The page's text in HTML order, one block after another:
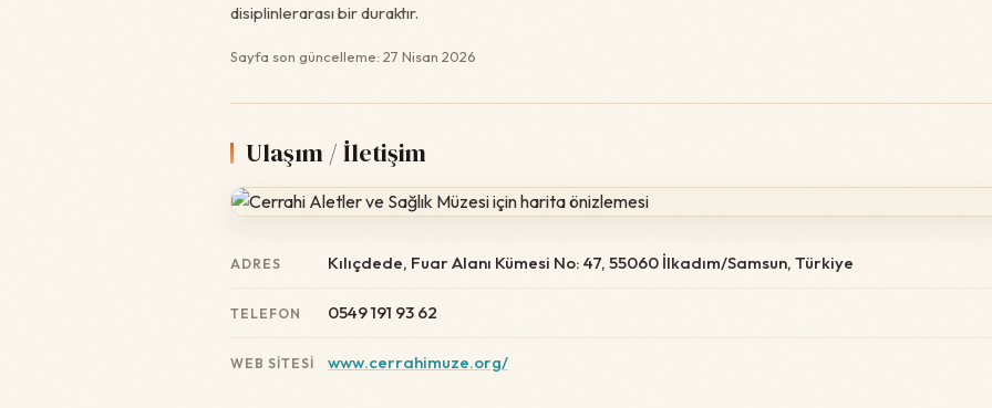
disiplinlerarası bir duraktır.
Sayfa son güncelleme: 27 Nisan 2026
Ulaşım / İletişim
ADRES Kılıçdede, Fuar Alanı Kümesi No: 47, 55060 İlkadım/Samsun, Türkiye
TELEFON 0549 191 93 62
WEB SITESI www.cerrahimuze.org/